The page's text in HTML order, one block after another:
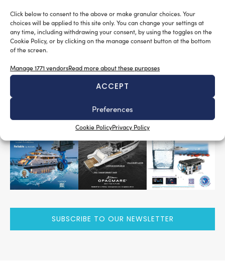
Click below to consent to the above or make granular choices. Your
choices will be applied to this site only. You can change your settings at
any time, including withdrawing your consent, by using the toggles on the
Cookie Policy, or by clicking on the manage consent button at the bottom
of the screen.
Manage 1771 vendorsRead more about these purposes
ACCEPT
Preferences
Cookie PolicyPrivacy Policy
le proprie visioni future, indipendentemente dalla bontà
di tali visioni e dall’indiscutibile impegno che i suoi
vertici e la sua struttura dedicano alla tutala degli
interessi delle aziende nautiche italiane.
Tag: Piero Gai Ucina Ultraflex Group
SUBSCRIBE TO OUR NEWSLETTER